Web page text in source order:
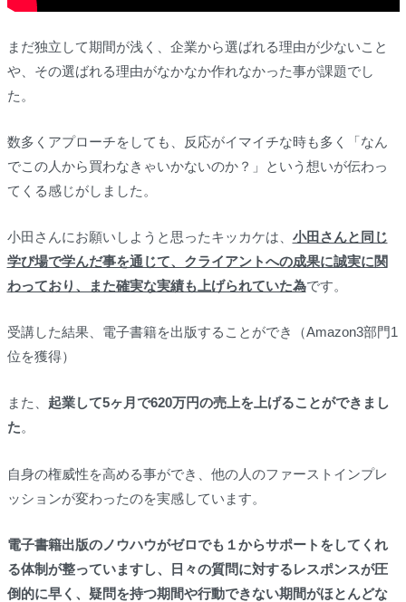
まだ独立して期間が浅く、企業から選ばれる理由が少ないこと
や、その選ばれる理由がなかなか作れなかった事が課題でし
た。
数多くアプローチをしても、反応がイマイチな時も多く「なん
でこの人から買わなきゃいかないのか？」という想いが伝わっ
てくる感じがしました。
小田さんにお願いしようと思ったキッカケは、 小田さんと同じ
学び場で学んだ事を通じて、クライアントへの成果に誠実に関
わっており、また確実な実績も上げられていた為です。
受講した結果、電子書籍を出版することができ（Amazon3部門1
位を獲得）
また、 起業して5ヶ月で620万円の売上を上げることができまし
た。
自身の権威性を高める事ができ、他の人のファーストインプレ
ッションが変わったのを実感しています。
電子書籍出版のノウハウがゼロでも１からサポートをしてくれ
る体制が整っていますし、
日々の質問に対するレスポンスが圧
倒的に早く、疑問を持つ期間や行動できない期間がほとんどな